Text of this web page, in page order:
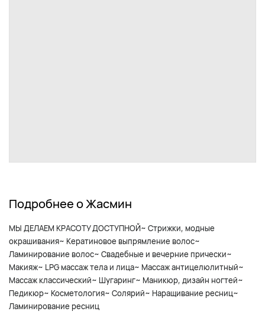
Подробнее о Жасмин
МЫ ДЕЛАЕМ КРАСОТУ ДОСТУПНОЙ~ Стрижки, модные
окрашивания~ Кератиновое выпрямление волос~
Ламинирование волос~ Свадебные и вечерние прически~
Макияж~ LPG массаж тела и лица~ Массаж антицелюлитный~
Массаж классический~ Шугаринг~ Маникюр, дизайн ногтей~
Педикюр~ Косметология~ Солярий~ Наращивание ресниц~
Ламинирование ресниц